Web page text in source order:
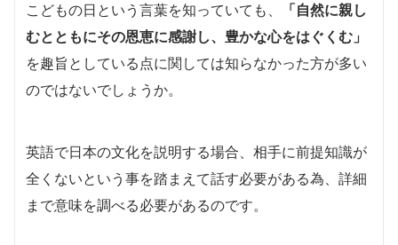
こどもの日という言葉を知っていても、
「自然に親し
むとともにその恩恵に感謝し、豊かな心をはぐくむ」
を趣旨としている点に関しては知らなかった方が多い
のではないでしょうか。
英語で日本の文化を説明する場合、相手に前提知識が
全くないという事を踏まえて話す必要がある為、詳細
まで意味を調べる必要があるのです。